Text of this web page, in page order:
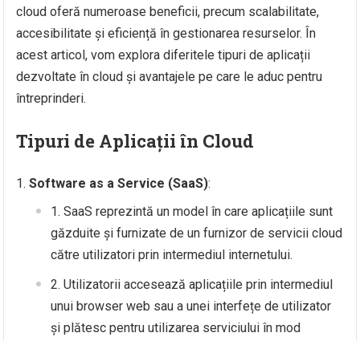
cloud oferă numeroase beneficii, precum scalabilitate,
accesibilitate și eficiență în gestionarea resurselor. În
acest articol, vom explora diferitele tipuri de aplicații
dezvoltate în cloud și avantajele pe care le aduc pentru
întreprinderi.
Tipuri de Aplicații în Cloud
Software as a Service (SaaS):
SaaS reprezintă un model în care aplicațiile sunt
găzduite și furnizate de un furnizor de servicii cloud
către utilizatori prin intermediul internetului.
Utilizatorii accesează aplicațiile prin intermediul
unui browser web sau a unei interfețe de utilizator
și plătesc pentru utilizarea serviciului în mod